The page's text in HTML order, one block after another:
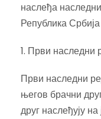
наслеђа
Република
1. Први наследни
Први наследни
његов брачни
друг наслеђују